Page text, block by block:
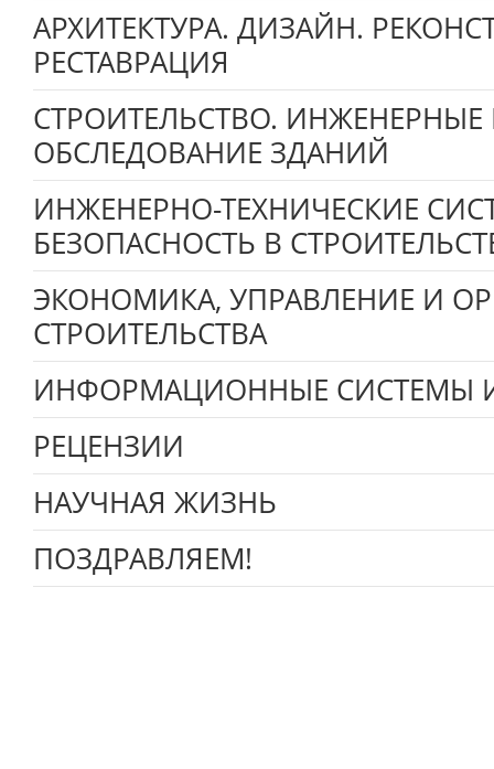
АРХИТЕКТУРА. ДИЗАЙН.
РЕСТАВРАЦИЯ
СТРОИТЕЛЬСТВО.
ОБСЛЕДОВАНИЕ ЗДАНИЙ
ИНЖЕНЕРНО-ТЕХНИЧЕСКИЕ
БЕЗОПАСНОСТЬ В
ЭКОНОМИКА, УПРАВЛЕНИЕ И
СТРОИТЕЛЬСТВА
ИНФОРМАЦИОННЫЕ СИСТЕМЫ
РЕЦЕНЗИИ
НАУЧНАЯ ЖИЗНЬ
ПОЗДРАВЛЯЕМ!